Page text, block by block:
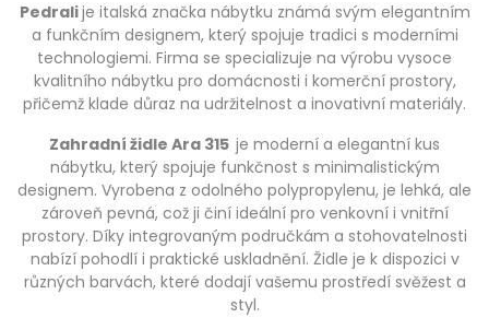
Pedralije italská značka nábytku známá svým elegantním
a funkčním designem, který spojuje tradici s moderními
technologiemi. Firma se specializuje na výrobu vysoce
kvalitního nábytku pro domácnosti i komerční prostory,
přičemž klade důraz na udržitelnost a inovativní materiály.
Zahradní židle Ara 315 je moderní a elegantní kus
nábytku, který spojuje funkčnost s minimalistickým
designem. Vyrobena z odolného polypropylenu, je lehká, ale
zároveň pevná, což ji činí ideální pro venkovní i vnitřní
prostory. Díky integrovaným područkám a stohovatelnosti
nabízí pohodlí i praktické uskladnění. Židle je k dispozici v
různých barvách, které dodají vašemu prostředí svěžest a
styl.